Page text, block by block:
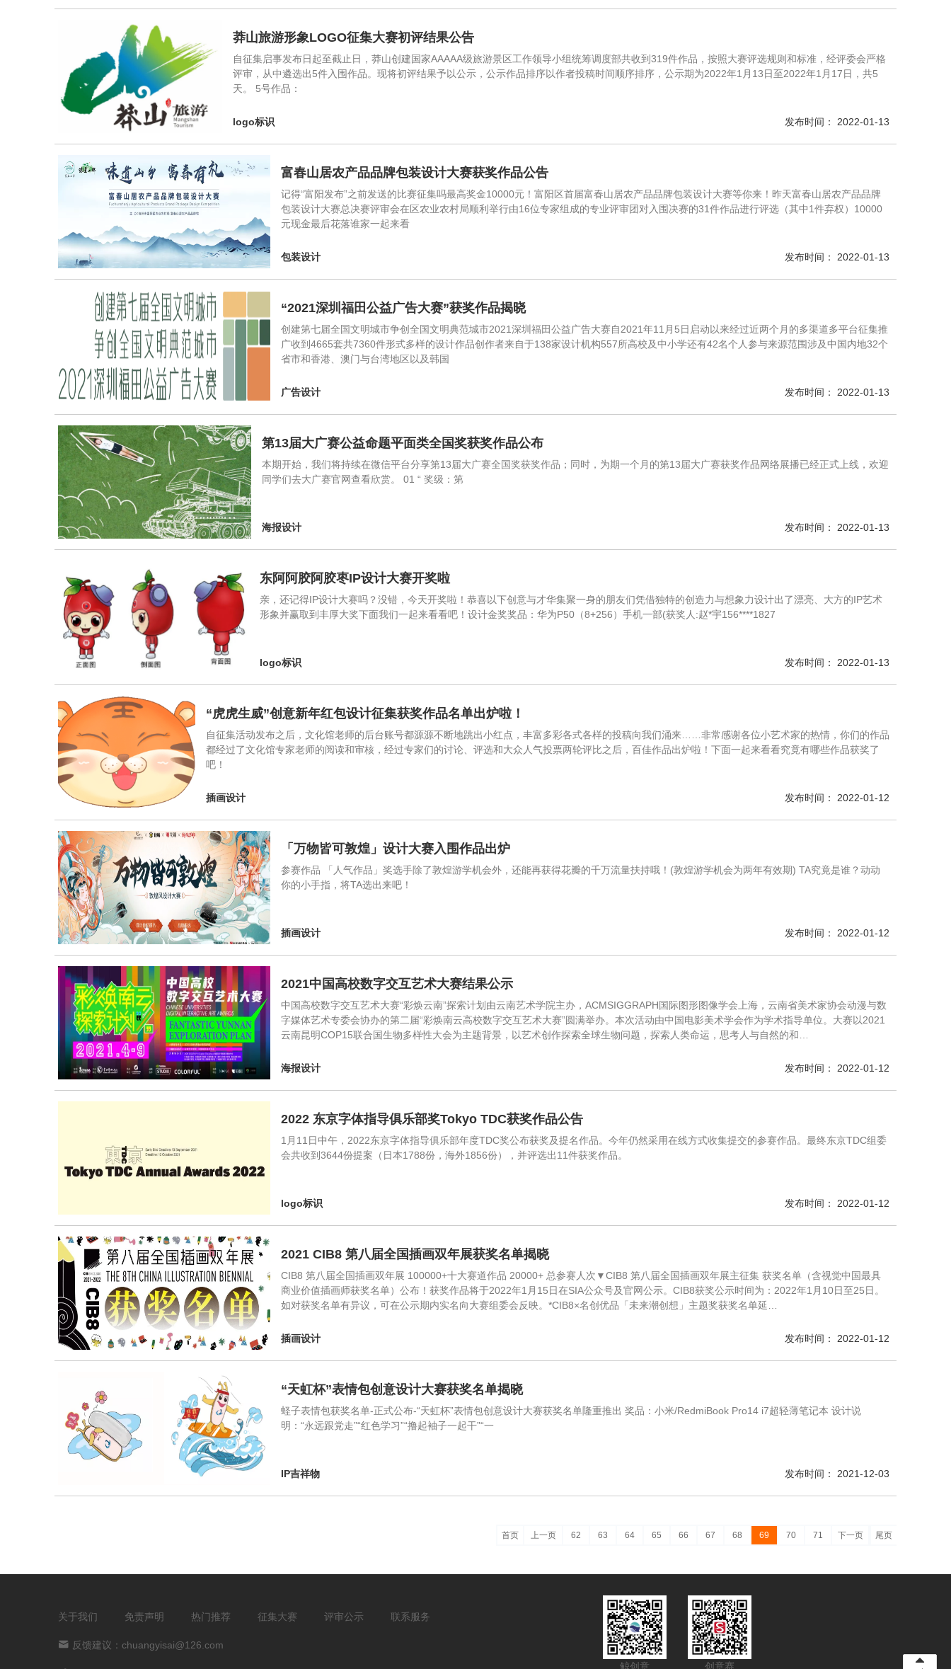
莽山旅游形象LOGO征集大赛初评结果公告
自征集启事发布日起至截止日，莽山创建国家AAAAA级旅游景区工作领导小组统筹调度部共收到319件作品，按照大赛评选规则和标准，经评委会严格
评审，从中遴选出5件入围作品。现将初评结果予以公示，公示作品排序以作者投稿时间顺序排序，公示期为2022年1月13日至2022年1月17日，共5
天。 5号作品：
logo标识 发布时间： 2022-01-13
富春山居农产品品牌包装设计大赛获奖作品公告
记得“富阳发布”之前发送的比赛征集吗最高奖金10000元！富阳区首届富春山居农产品品牌包装设计大赛等你来！昨天富春山居农产品品牌
包装设计大赛总决赛评审会在区农业农村局顺利举行由16位专家组成的专业评审团对入围决赛的31件作品进行评选（其中1件弃权）10000
元现金最后花落谁家一起来看
包装设计 发布时间： 2022-01-13
“2021深圳福田公益广告大赛”获奖作品揭晓
创建第七届全国文明城市争创全国文明典范城市2021深圳福田公益广告大赛自2021年11月5日启动以来经过近两个月的多渠道多平台征集推
广收到4665套共7360件形式多样的设计作品创作者来自于138家设计机构557所高校及中小学还有42名个人参与来源范围涉及中国内地32个
省市和香港、澳门与台湾地区以及韩国
广告设计 发布时间： 2022-01-13
第13届大广赛公益命题平面类全国奖获奖作品公布
本期开始，我们将持续在微信平台分享第13届大广赛全国奖获奖作品；同时，为期一个月的第13届大广赛获奖作品网络展播已经正式上线，欢迎
同学们去大广赛官网查看欣赏。 01 “ 奖级：第
海报设计 发布时间： 2022-01-13
东阿阿胶阿胶枣IP设计大赛开奖啦
亲，还记得IP设计大赛吗？没错，今天开奖啦！恭喜以下创意与才华集聚一身的朋友们凭借独特的创造力与想象力设计出了漂亮、大方的IP艺术
形象并赢取到丰厚大奖下面我们一起来看看吧！设计金奖奖品：华为P50（8+256）手机一部(获奖人:赵*宇156****1827
logo标识 发布时间： 2022-01-13
“虎虎生威”创意新年红包设计征集获奖作品名单出炉啦！
自征集活动发布之后，文化馆老师的后台账号都源源不断地跳出小红点，丰富多彩各式各样的投稿向我们涌来……非常感谢各位小艺术家的热情，你们的作品
都经过了文化馆专家老师的阅读和审核，经过专家们的讨论、评选和大众人气投票两轮评比之后，百佳作品出炉啦！下面一起来看看究竟有哪些作品获奖了
吧！
插画设计 发布时间： 2022-01-12
「万物皆可敦煌」设计大赛入围作品出炉
参赛作品 「人气作品」奖选手除了敦煌游学机会外，还能再获得花瓣的千万流量扶持哦！(敦煌游学机会为两年有效期) TA究竟是谁？动动
你的小手指，将TA选出来吧！
插画设计 发布时间： 2022-01-12
2021中国高校数字交互艺术大赛结果公示
中国高校数字交互艺术大赛“彩焕云南”探索计划由云南艺术学院主办，ACMSIGGRAPH国际图形图像学会上海，云南省美术家协会动漫与数
字媒体艺术专委会协办的第二届“彩焕南云高校数字交互艺术大赛”圆满举办。本次活动由中国电影美术学会作为学术指导单位。大赛以2021
云南昆明COP15联合国生物多样性大会为主题背景，以艺术创作探索全球生物问题，探索人类命运，思考人与自然的和…
海报设计 发布时间： 2022-01-12
2022 东京字体指导俱乐部奖Tokyo TDC获奖作品公告
1月11日中午，2022东京字体指导俱乐部年度TDC奖公布获奖及提名作品。今年仍然采用在线方式收集提交的参赛作品。最终东京TDC组委
会共收到3644份提案（日本1788份，海外1856份），并评选出11件获奖作品。
logo标识 发布时间： 2022-01-12
2021 CIB8 第八届全国插画双年展获奖名单揭晓
CIB8 第八届全国插画双年展 100000+十大赛道作品 20000+ 总参赛人次▼CIB8 第八届全国插画双年展主征集 获奖名单（含视觉中国最具
商业价值插画师获奖名单）公布！获奖作品将于2022年1月15日在SIA公众号及官网公示。CIB8获奖公示时间为：2022年1月10日至25日。
如对获奖名单有异议，可在公示期内实名向大赛组委会反映。*CIB8×名创优品「未来潮创想」主题奖获奖名单延…
插画设计 发布时间： 2022-01-12
“天虹杯”表情包创意设计大赛获奖名单揭晓
蛏子表情包获奖名单-正式公布-“天虹杯”表情包创意设计大赛获奖名单隆重推出 奖品：小米/RedmiBook Pro14 i7超轻薄笔记本 设计说
明：“永远跟党走”“红色学习”“撸起袖子一起干”“一
IP吉祥物 发布时间： 2021-12-03
首页 上一页 62 63 64 65 66 67 68 69 70 71 下一页 尾页
关于我们 免责声明 热门推荐 征集大赛 评审公示 联系服务
反馈建议：chuangyisai@126.com
鲸创意 创意赛